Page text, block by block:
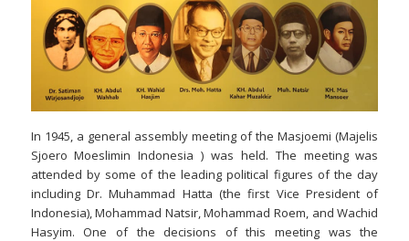
In 1945, a general assembly meeting of the Masjoemi (Majelis
Sjoero Moeslimin Indonesia ) was held. The meeting was
attended by some of the leading political figures of the day
including Dr. Muhammad Hatta (the first Vice President of
Indonesia), Mohammad Natsir, Mohammad Roem, and Wachid
Hasyim. One of the decisions of this meeting was the